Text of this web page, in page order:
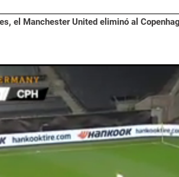
el Manchester United eliminó al